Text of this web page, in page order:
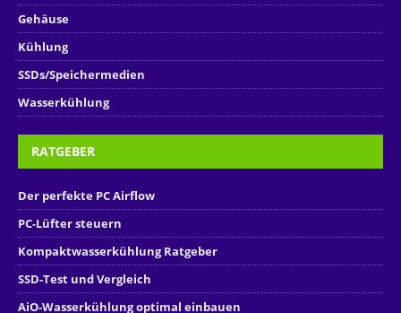
Gehäuse
Kühlung
SSDs/Speichermedien
Wasserkühlung
RATGEBER
Der perfekte PC Airflow
PC-Lüfter steuern
Kompaktwasserkühlung Ratgeber
SSD-Test und Vergleich
AiO-Wasserkühlung optimal einbauen